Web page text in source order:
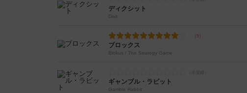
ディクシット
Dixit
ブロックス
Blokus / The Strategy Game
ギャンブル・ラビット
Gamble Rabbit